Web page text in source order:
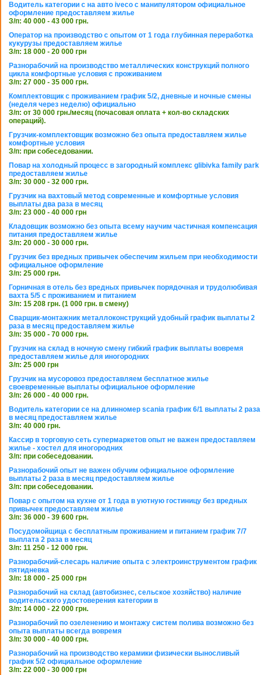
Водитель категории с на авто iveco с манипулятором официальное
оформление предоставляем жилье
З/п: 40 000 - 43 000 грн.
Оператор на производство с опытом от 1 года глубинная переработка
кукурузы предоставляем жилье
З/п: 18 000 - 20 000 грн
Разнорабочий на производство металлических конструкций полного
цикла комфортные условия с проживанием
З/п: 27 000 - 35 000 грн.
Комплектовщик с проживанием график 5/2, дневные и ночные смены
(неделя через неделю) официально
З/п: от 30 000 грн./месяц (почасовая оплата + кол-во складских
операций).
Грузчик-комплектовщик возможно без опыта предоставляем жилье
комфортные условия
З/п: при собеседовании.
Повар на холодный процесс в загородный комплекс glibivka family park
предоставляем жилье
З/п: 30 000 - 32 000 грн.
Грузчик на вахтовый метод современные и комфортные условия
выплаты два раза в месяц
З/п: 23 000 - 40 000 грн
Кладовщик возможно без опыта всему научим частичная компенсация
питания предоставляем жилье
З/п: 20 000 - 30 000 грн.
Грузчик без вредных привычек обеспечим жильем при необходимости
официальное оформление
З/п: 25 000 грн.
Горничная в отель без вредных привычек порядочная и трудолюбивая
вахта 5/5 с проживанием и питанием
З/п: 15 208 грн. (1 000 грн. в смену)
Сварщик-монтажник металлоконструкций удобный график выплаты 2
раза в месяц предоставляем жилье
З/п: 35 000 - 70 000 грн.
Грузчик на склад в ночную смену гибкий график выплаты вовремя
предоставляем жилье для иногородних
З/п: 25 000 грн
Грузчик на мусоровоз предоставляем бесплатное жилье
своевременные выплаты официальное оформление
З/п: 26 000 - 40 000 грн.
Водитель категории се на длинномер scania график 6/1 выплаты 2 раза
в месяц предоставляем жилье
З/п: 40 000 грн.
Кассир в торговую сеть супермаркетов опыт не важен предоставляем
жилье - хостел для иногородних
З/п: при собеседовании.
Разнорабочий опыт не важен обучим официальное оформление
выплаты 2 раза в месяц предоставляем жилье
З/п: при собеседовании.
Повар с опытом на кухне от 1 года в уютную гостиницу без вредных
привычек предоставляем жилье
З/п: 36 000 - 39 600 грн.
Посудомойщица с бесплатным проживанием и питанием график 7/7
выплата 2 раза в месяц
З/п: 11 250 - 12 000 грн.
Разнорабочий-слесарь наличие опыта с электроинструментом график
пятидневка
З/п: 18 000 - 25 000 грн
Разнорабочий на склад (автобизнес, сельское хозяйство) наличие
водительского удостоверения категории в
З/п: 14 000 - 22 000 грн.
Разнорабочий по озеленению и монтажу систем полива возможно без
опыта выплаты всегда вовремя
З/п: 30 000 - 40 000 грн.
Разнорабочий на производство керамики физически выносливый
график 5/2 официальное оформление
З/п: 22 000 - 30 000 грн